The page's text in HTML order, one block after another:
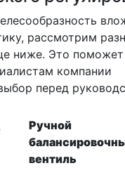
рассмотрим
ниже. Это поможет
компании
перед
Ручной
вентиль